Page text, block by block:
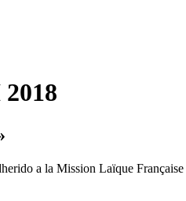
a la Mission Laïque Française